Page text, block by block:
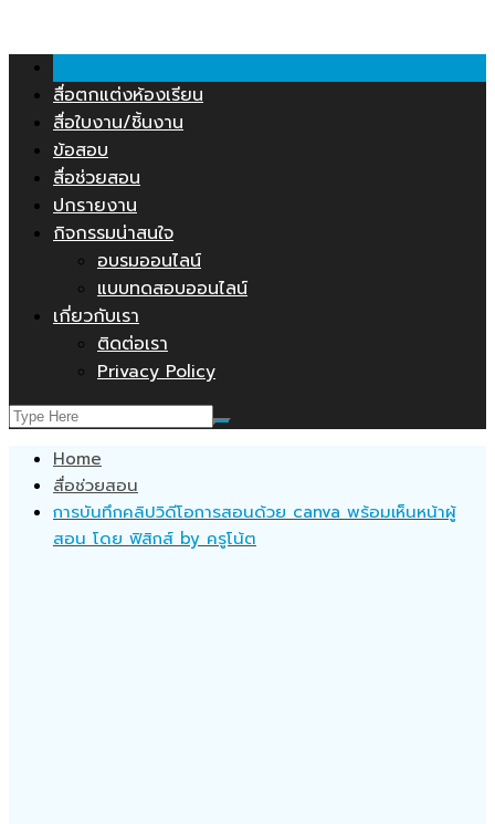
content
สื่อตกแต่งห้องเรียน
สื่อใบงาน/ชิ้นงาน
ข้อสอบ
สื่อช่วยสอน
ปกรายงาน
กิจกรรมน่าสนใจ
อบรมออนไลน์
แบบทดสอบออนไลน์
เกี่ยวกับเรา
ติดต่อเรา
Privacy Policy
Home
สื่อช่วยสอน
การบันทึกคลิปวิดีโอการสอนด้วย canva พร้อมเห็นหน้าผู้
สอน โดย ฟิสิกส์ by ครูโน้ต